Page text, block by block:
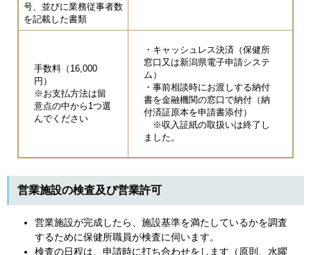
号、並びに業務従事者数
を記載した書類
手数料（16,000
円）
※お支払方法は留
意点の中から1つ選
んでください
・キャッシュレス決済（保健所
窓口又は新潟県電子申請システ
ム）
・事前相談時にお渡しする納付
書を金融機関の窓口で納付（納
付済証原本を申請書添付）
※収入証紙の取扱いは終了し
ました。
営業施設の検査及び営業許可
営業施設が完成したら、施設基準を満たしているかを調査
するために保健所職員が検査に伺います。
検査の日程は、申請時に打ち合わせをします（原則、水曜